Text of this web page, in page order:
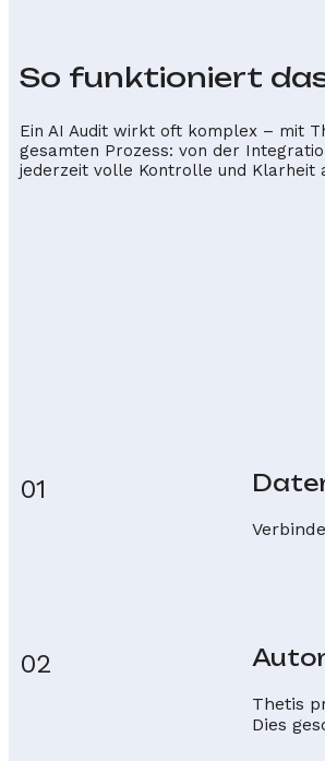
So funktioniert
Ein AI Audit wirkt oft komplex – mit
gesamten Prozess: von der
jederzeit volle Kontrolle und
01
02
Thetis
Dies